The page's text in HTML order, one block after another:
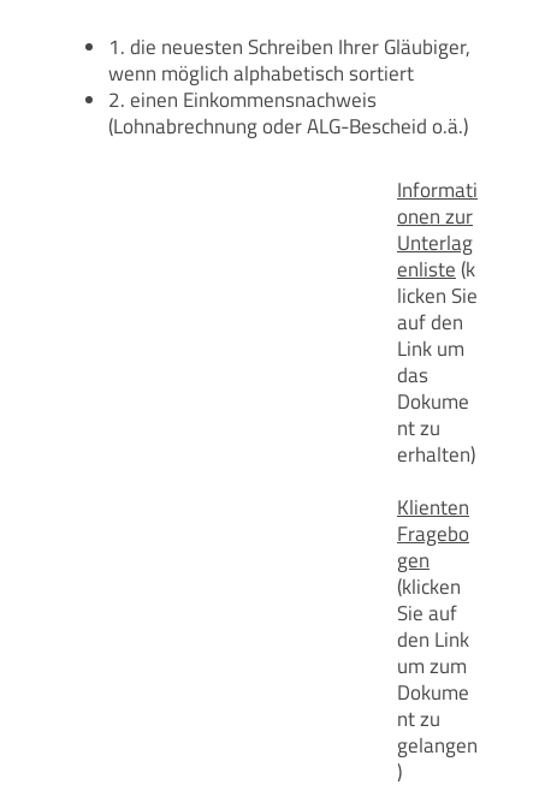
1. die neuesten Schreiben Ihrer Gläubiger,
wenn möglich alphabetisch sortiert
2. einen Einkommensnachweis
(Lohnabrechnung oder ALG-Bescheid o.ä.)
Informati
onen zur
Unterlag
enliste (k
licken Sie
auf den
Link um
das
Dokume
nt zu
erhalten)
Klienten
Fragebo
gen
(klicken
Sie auf
den Link
um zum
Dokume
nt zu
gelangen
)